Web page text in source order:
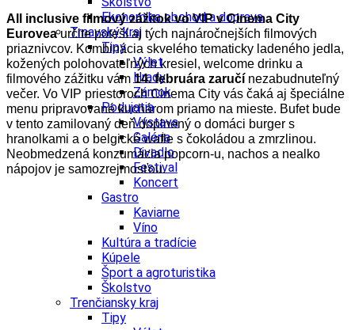
Ekonomika obchod a doprava
Trnavský kraj
Tipy
Výlet
Hrady
Zámok
Podujatia
Výstava
Galéria
Divadlo
Festival
Koncert
Gastro
Kaviarne
Víno
Kultúra a tradície
Kúpele
Šport a agroturistika
Školstvo
Trenčiansky kraj
Tipy
All inclusive filmový zážitok vo VIP v Cinema City
Euroveaurčite poteší aj tých najnáročnejších filmových
priaznivcov. Kombinácia skvelého tematicky ladeného jedla,
kožených polohovateľných kresiel, welcome drinku a
filmového zážitku vám 14. februára zaručí nezabudnuteľný
večer. Vo VIP priestoroch Cinema City vás čaká aj špeciálne
menu pripravované kuchárom priamo na mieste. Bufet bude
v tento zamilovaný deň doplnený o domáci burger s
hranolkami a o belgické wafle s čokoládou a zmrzlinou.
Neobmedzená konzumácia popcorn-u, nachos a nealko
nápojov je samozrejmosťou.